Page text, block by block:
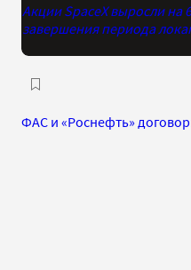
Акции SpaceX выросли на
завершения периода
ФАС и «Роснефть»